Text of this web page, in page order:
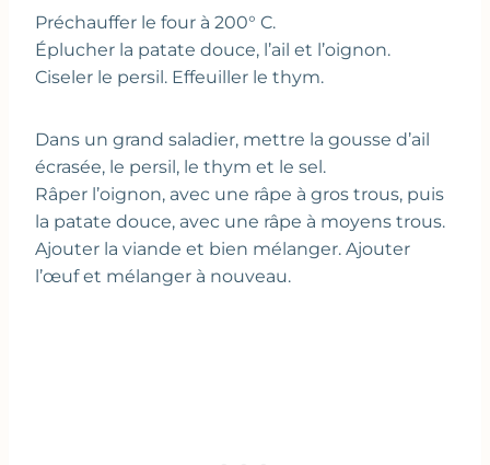
Préchauffer le four à 200° C.
Éplucher la patate douce, l’ail et l’oignon.
Ciseler le persil. Effeuiller le thym.
Dans un grand saladier, mettre la gousse d’ail
écrasée, le persil, le thym et le sel.
Râper l’oignon, avec une râpe à gros trous, puis
la patate douce, avec une râpe à moyens trous.
Ajouter la viande et bien mélanger. Ajouter
l’œuf et mélanger à nouveau.